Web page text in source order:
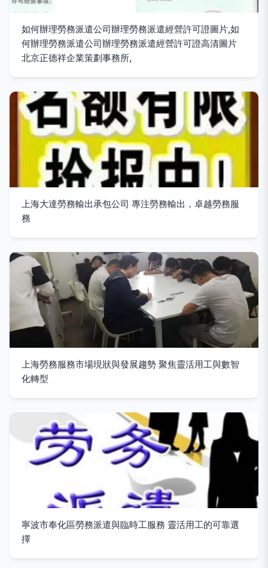
如何辦理勞務派遣公司辦理勞務派遣經營許可證圖片,如
何辦理勞務派遣公司辦理勞務派遣經營許可證高清圖片
北京正德祥企業策劃事務所,
上海大達勞務輸出承包公司 專注勞務輸出，卓越勞務服
務
上海勞務服務市場現狀與發展趨勢 聚焦靈活用工與數智
化轉型
寧波市奉化區勞務派遣與臨時工服務 靈活用工的可靠選
擇